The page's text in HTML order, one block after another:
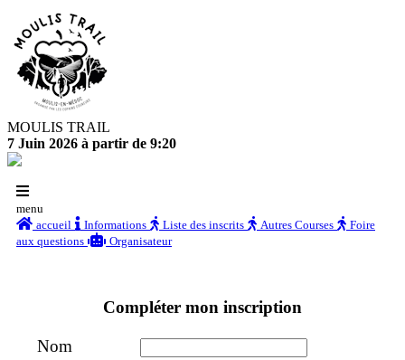
MOULIS TRAIL
7 Juin 2026 à partir de 9:20
menu
accueil
Informations Liste des inscrits Autres Courses
Foire
aux questions
Organisateur
Compléter mon inscription
Nom